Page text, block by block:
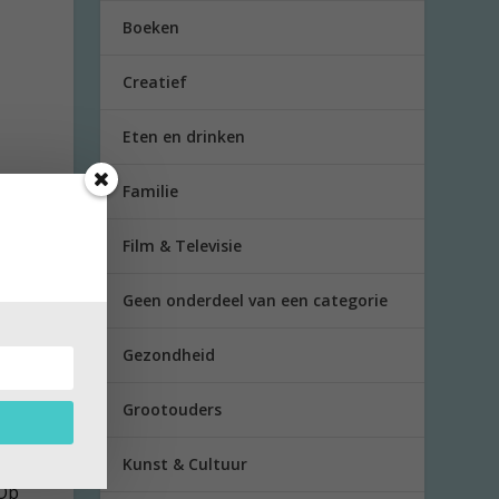
Boeken
Creatief
Eten en drinken
Familie
Film & Televisie
Geen onderdeel van een categorie
Gezondheid
Grootouders
Kunst & Cultuur